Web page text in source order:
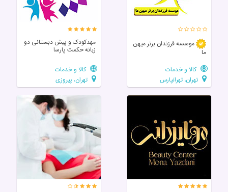
موسسه فرزندان برتر میهن
ما
کالا و خدمات
تهران، تهرانپارس
مهدکودک و پیش دبستانی دو
زبانه حکمت پارسا
کالا و خدمات
تهران، پیروزی